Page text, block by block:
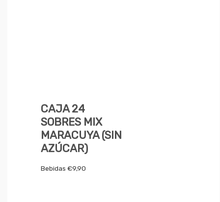
CAJA 24
SOBRES MIX
MARACUYA (SIN
AZÚCAR)
Bebidas €9,90